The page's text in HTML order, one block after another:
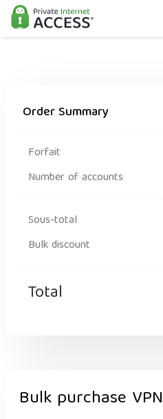
Order Summary
Forfait
Number of accounts
Sous-total
Bulk discount
Total
Bulk purchase